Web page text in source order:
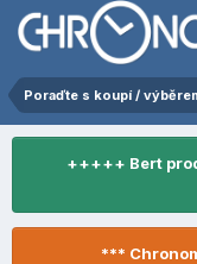
Poraďte s koupí /
+++++ Bert
***